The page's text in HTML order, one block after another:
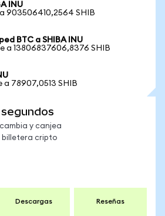
INU
a 903506410,2564 SHIB
BTC a SHIBA INU
a 13806837606,8376 SHIB
a 78907,0513 SHIB
y canjea
billetera cripto
Descargas Reseñas